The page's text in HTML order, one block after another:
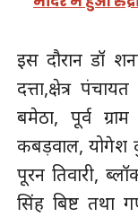
इस दौरान डॉ
दत्ता,क्षेत्र
बमेठा, पूर्व
कबड़वाल, योगेश
पूरन तिवारी,
सिंह बिष्ट तथा